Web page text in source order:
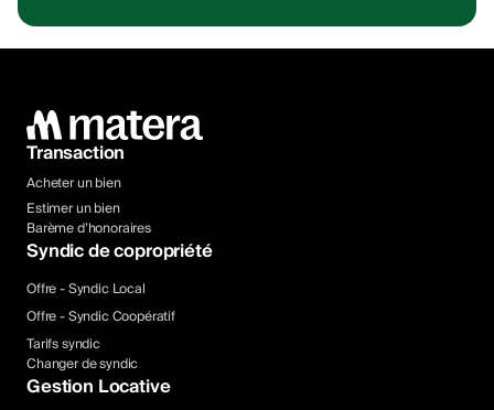
Transaction
Acheter un bien
Estimer un bien
Barème d’honoraires
Syndic de copropriété
Offre - Syndic Local
Offre - Syndic Coopératif
Tarifs syndic
Changer de syndic
Gestion Locative